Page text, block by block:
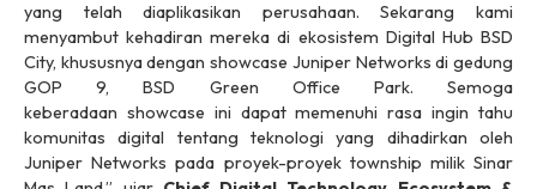
yang telah diaplikasikan perusahaan. Sekarang kami
menyambut kehadiran mereka di ekosistem Digital Hub BSD
City, khususnya denganshowcase Juniper Networks di gedung
GOP 9, BSD Green Office Park. Semoga
keberadaan showcase ini dapat memenuhi rasa ingin tahu
komunitas digital tentang teknologi yang dihadirkan oleh
Juniper Networks pada proyek-proyek township milik Sinar